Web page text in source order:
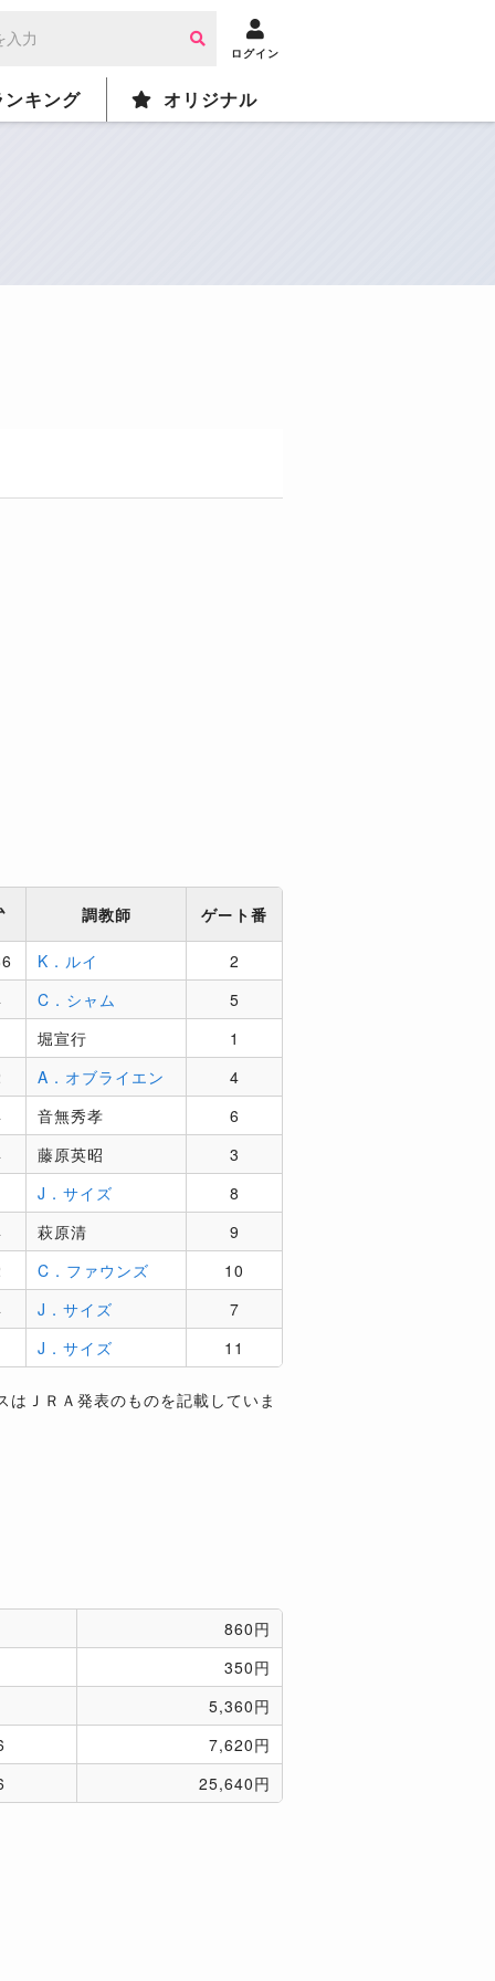
ログイン
ンキング オリジナル
調教師 ゲート番
K．ルイ
2
C．シャム
5
堀宣行
1
A．オブライエン
4
音無秀孝
6
藤原英昭
3
J．サイズ
8
萩原清
9
C．ファウンズ
10
J．サイズ
7
J．サイズ 11
ＪＲＡ発表のものを記載していま
860円
350円
5,360円
7,620円
25,640円